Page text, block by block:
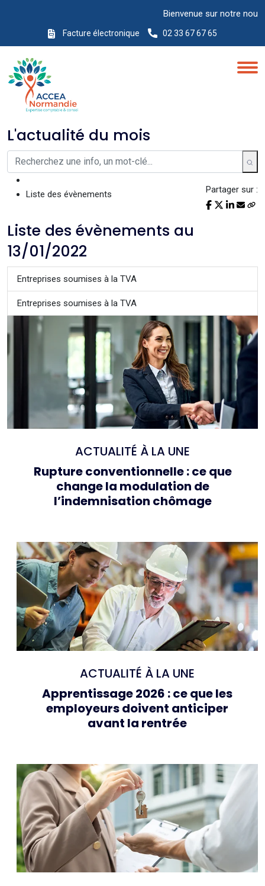
Bienvenue sur notre
Facture électronique 02 33 67 67 65
L'actualité du mois
Liste des évènements Partager sur :
Liste des évènements au
13/01/2022
Entreprises soumises à la TVA
Entreprises soumises à la TVA
ACTUALITÉ À LA UNE
Rupture conventionnelle : ce que
change la modulation de
l’indemnisation chômage
ACTUALITÉ À LA UNE
Apprentissage 2026 : ce que les
employeurs doivent anticiper
avant la rentrée